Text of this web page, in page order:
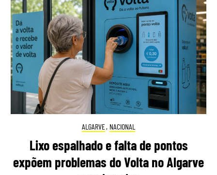
ALGARVE, NACIONAL
Lixo espalhado e falta de pontos
expõem problemas do Volta no Algarve